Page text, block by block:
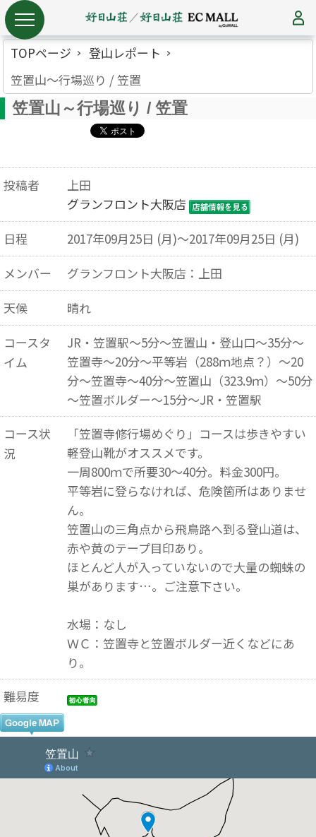
TOPページ
登山レポート
笠置山～行場巡り / 笠置
笠置山～行場巡り / 笠置
投稿者
上田
グランフロント大阪店
日程
2017年09月25日 (月)～2017年09月25日 (月)
メンバー
グランフロント大阪店：上田
天候
晴れ
コースタ
イム
JR・笠置駅～5分～笠置山・登山口～35分～
笠置寺～20分～平等岩（288ｍ地点？）～20
分～笠置寺～40分～笠置山（323.9ｍ）～50分
～笠置ボルダー～15分～JR・笠置駅
コース状
況
「笠置寺修行場めぐり」コースは歩きやすい
軽登山靴がオススメです。
一周800ｍで所要30～40分。料金300円。
平等岩に登らなければ、危険箇所はありませ
ん。
笠置山の三角点から飛鳥路へ到る登山道は、
赤や黄のテープ目印あり。
ほとんど人が入っていないので大量の蜘蛛の
巣があります…。ご注意下さい。
水場：なし
ＷＣ：笠置寺と笠置ボルダー近くなどにあ
り。
難易度